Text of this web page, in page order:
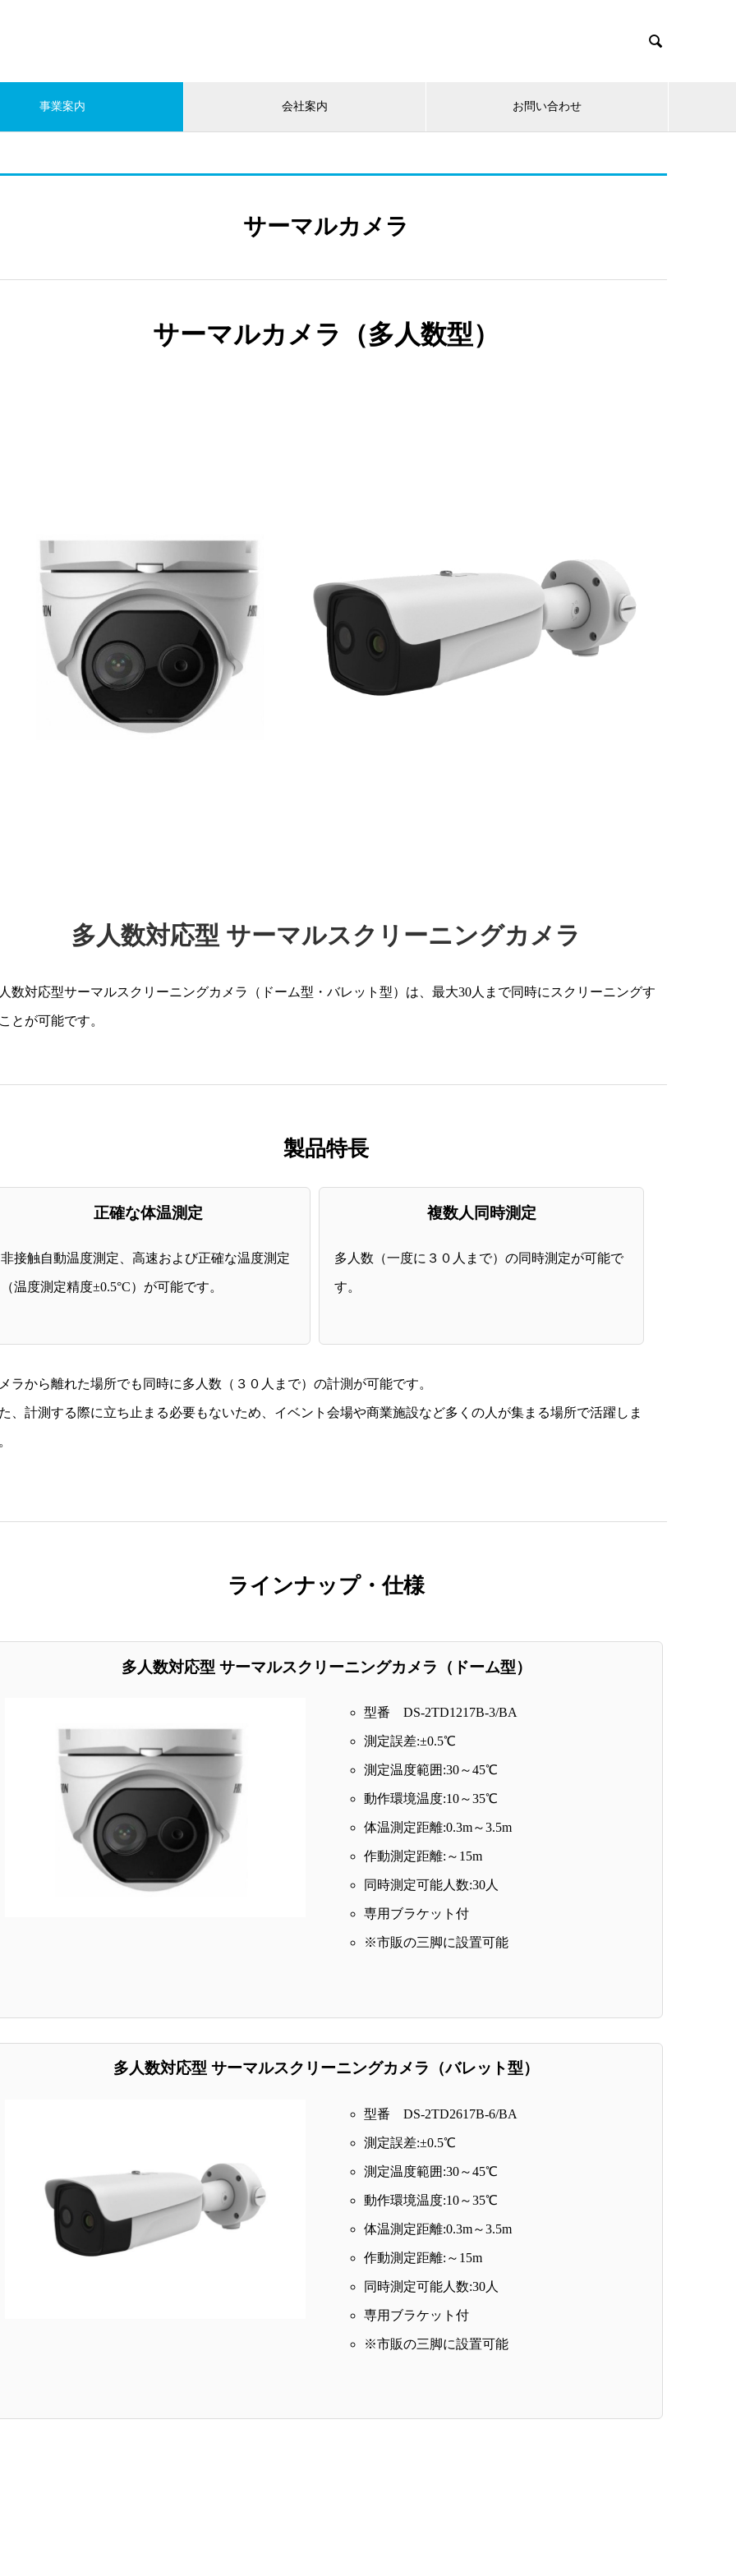

事業案内 会社案内 お問い合わせ
サーマルカメラ
サーマルカメラ（多人数型）
多人数対応型 サーマルスクリーニングカメラ
数対応型サーマルスクリーニングカメラ（ドーム型・バレット型）は、最大30人まで同時にスクリーニングす
とが可能です。
製品特長
正確な体温測定
非接触自動温度測定、高速および正確な温度測定
（温度測定精度±0.5°C）が可能です。
複数人同時測定
多人数（一度に３０人まで）の同時測定が可能で
す。
ラから離れた場所でも同時に多人数（３０人まで）の計測が可能です。
、計測する際に立ち止まる必要もないため、イベント会場や商業施設など多くの人が集まる場所で活躍しま
ラインナップ・仕様
多人数対応型 サーマルスクリーニングカメラ（ドーム型）
型番 DS-2TD1217B-3/BA
測定誤差:±0.5℃
測定温度範囲:30～45℃
動作環境温度:10～35℃
体温測定距離:0.3m～3.5m
作動測定距離:～15m
同時測定可能人数:30人
専用ブラケット付
※市販の三脚に設置可能
多人数対応型 サーマルスクリーニングカメラ（バレット型）
型番 DS-2TD2617B-6/BA
測定誤差:±0.5℃
測定温度範囲:30～45℃
動作環境温度:10～35℃
体温測定距離:0.3m～3.5m
作動測定距離:～15m
同時測定可能人数:30人
専用ブラケット付
※市販の三脚に設置可能